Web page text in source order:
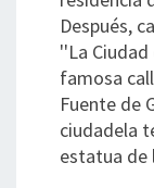
Después,
''La
famosa
Fuente de
ciudadela
estatua de